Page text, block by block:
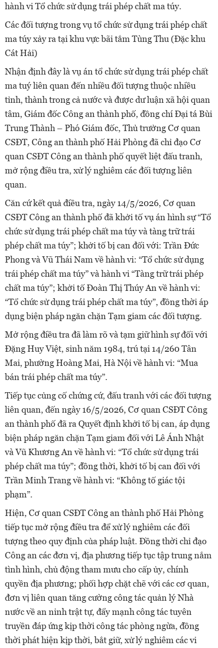
hành vi Tổ chức sử dụng trái phép chất ma túy.
Các đối tượng trong vụ tổ chức sử dụng trái phép chất
ma túy xảy ra tại khu vực bãi tắm Tùng Thu (Đặc khu
Cát Hải)
Nhận định đây là vụ án tổ chức sử dụng trái phép chất
ma tuý liên quan đến nhiều đối tượng thuộc nhiều
tỉnh, thành trong cả nước và được dư luận xã hội quan
tâm, Giám đốc Công an thành phố, đồng chí Đại tá Bùi
Trung Thành – Phó Giám đốc, Thủ trưởng Cơ quan
CSĐT, Công an thành phố Hải Phòng đã chỉ đạo Cơ
quan CSĐT Công an thành phố quyết liệt đấu tranh,
mở rộng điều tra, xử lý nghiêm các đối tượng liên
quan.
Căn cứ kết quả điều tra, ngày 14/5/2026, Cơ quan
CSĐT Công an thành phố đã khởi tố vụ án hình sự “Tổ
chức sử dụng trái phép chất ma túy và tàng trữ trái
phép chất ma túy”; khởi tố bị can đối với: Trần Đức
Phong và Vũ Thái Nam về hành vi: “Tổ chức sử dụng
trái phép chất ma túy” và hành vi “Tàng trữ trái phép
chất ma túy”; khởi tố Đoàn Thị Thúy An về hành vi:
“Tổ chức sử dụng trái phép chất ma túy”, đồng thời áp
dụng biện pháp ngăn chặn Tạm giam các đối tượng.
Mở rộng điều tra đã làm rõ và tạm giữ hình sự đối với
Đặng Huy Việt, sinh năm 1984, trú tại 14/260 Tân
Mai, phường Hoàng Mai, Hà Nội về hành vi: “Mua
bán trái phép chất ma túy”.
Tiếp tục củng cố chứng cứ, đấu tranh với các đối tượng
liên quan, đến ngày 16/5/2026, Cơ quan CSĐT Công
an thành phố đã ra Quyết định khởi tố bị can, áp dụng
biện pháp ngăn chặn Tạm giam đối với Lê Ánh Nhật
và Vũ Khương An về hành vi: “Tổ chức sử dụng trái
phép chất ma túy”; đồng thời, khởi tố bị can đối với
Trần Minh Trang về hành vi: “Không tố giác tội
phạm”.
Hiện, Cơ quan CSĐT Công an thành phố Hải Phòng
tiếp tục mở rộng điều tra để xử lý nghiêm các đối
tượng theo quy định của pháp luật. Đồng thời chỉ đạo
Công an các đơn vị, địa phương tiếp tục tập trung nắm
tình hình, chủ động tham mưu cho cấp ủy, chính
quyền địa phương; phối hợp chặt chẽ với các cơ quan,
đơn vị liên quan tăng cường công tác quản lý Nhà
nước về an ninh trật tự, đẩy mạnh công tác tuyên
truyền đáp ứng kịp thời công tác phòng ngừa, đồng
thời phát hiện kịp thời, bắt giữ, xử lý nghiêm các vi